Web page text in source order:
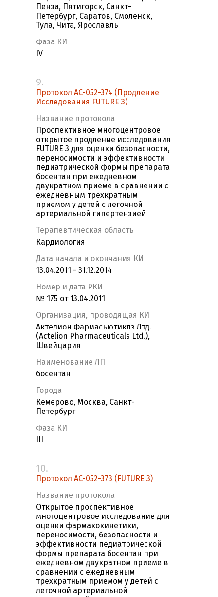
Пенза, Пятигорск, Санкт-
Петербург, Саратов, Смоленск,
Тула, Чита, Ярославль
Фаза КИ
IV
9.
Протокол AC-052-374 (Продление
Исследования FUTURE 3)
Название протокола
Проспективное многоцентровое
открытое продление исследования
FUTURE 3 для оценки безопасности,
переносимости и эффективности
педиатрической формы препарата
босентан при ежедневном
двукратном приеме в сравнении с
ежедневным трехкратным
приемом у детей с легочной
артериальной гипертензией
Терапевтическая область
Кардиология
Дата начала и окончания КИ
13.04.2011 - 31.12.2014
Номер и дата РКИ
№ 175 от 13.04.2011
Организация, проводящая КИ
Актелион Фармасьютиклз Лтд.
(Actelion Pharmaceuticals Ltd.),
Швейцария
Наименование ЛП
босентан
Города
Кемерово, Москва, Санкт-
Петербург
Фаза КИ
10.
Протокол AC-052-373 (FUTURE 3)
Название протокола
Oткрытое проспективное
многоцентровое исследование для
оценки фармакокинетики,
переносимости, безопасности и
эффективности педиатрической
формы препарата боcентан при
ежедневном двукратном приеме в
сравнении с ежедневным
трехкратным приемом у детей с
легочной артериальной